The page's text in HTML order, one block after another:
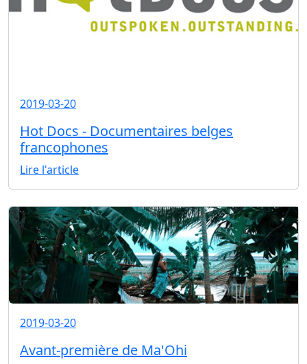
2019-03-20
Hot Docs - Documentaires belges
francophones
Lire l'article
2019-03-20
Avant-première de Ma'Ohi